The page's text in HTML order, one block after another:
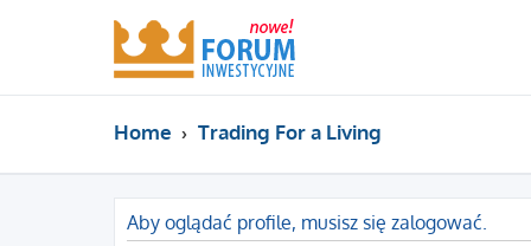
Home Trading For a Living
Aby oglądać profile, musisz się zalogować.